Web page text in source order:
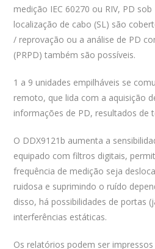
medição IEC 60270 ou RIV, PD
localização de cabo (SL) são
/ reprovação ou a análise de PD
(PRPD) também são possíveis.
1 a 9 unidades empilháveis ​​se
remoto, que lida com a aquisição
informações de PD, resultados de
O DDX9121b aumenta a
equipado com filtros digitais,
frequência de medição seja
ruidosa e suprimindo o ruído
disso, há possibilidades de portas
interferências estáticas.
Os relatórios podem ser